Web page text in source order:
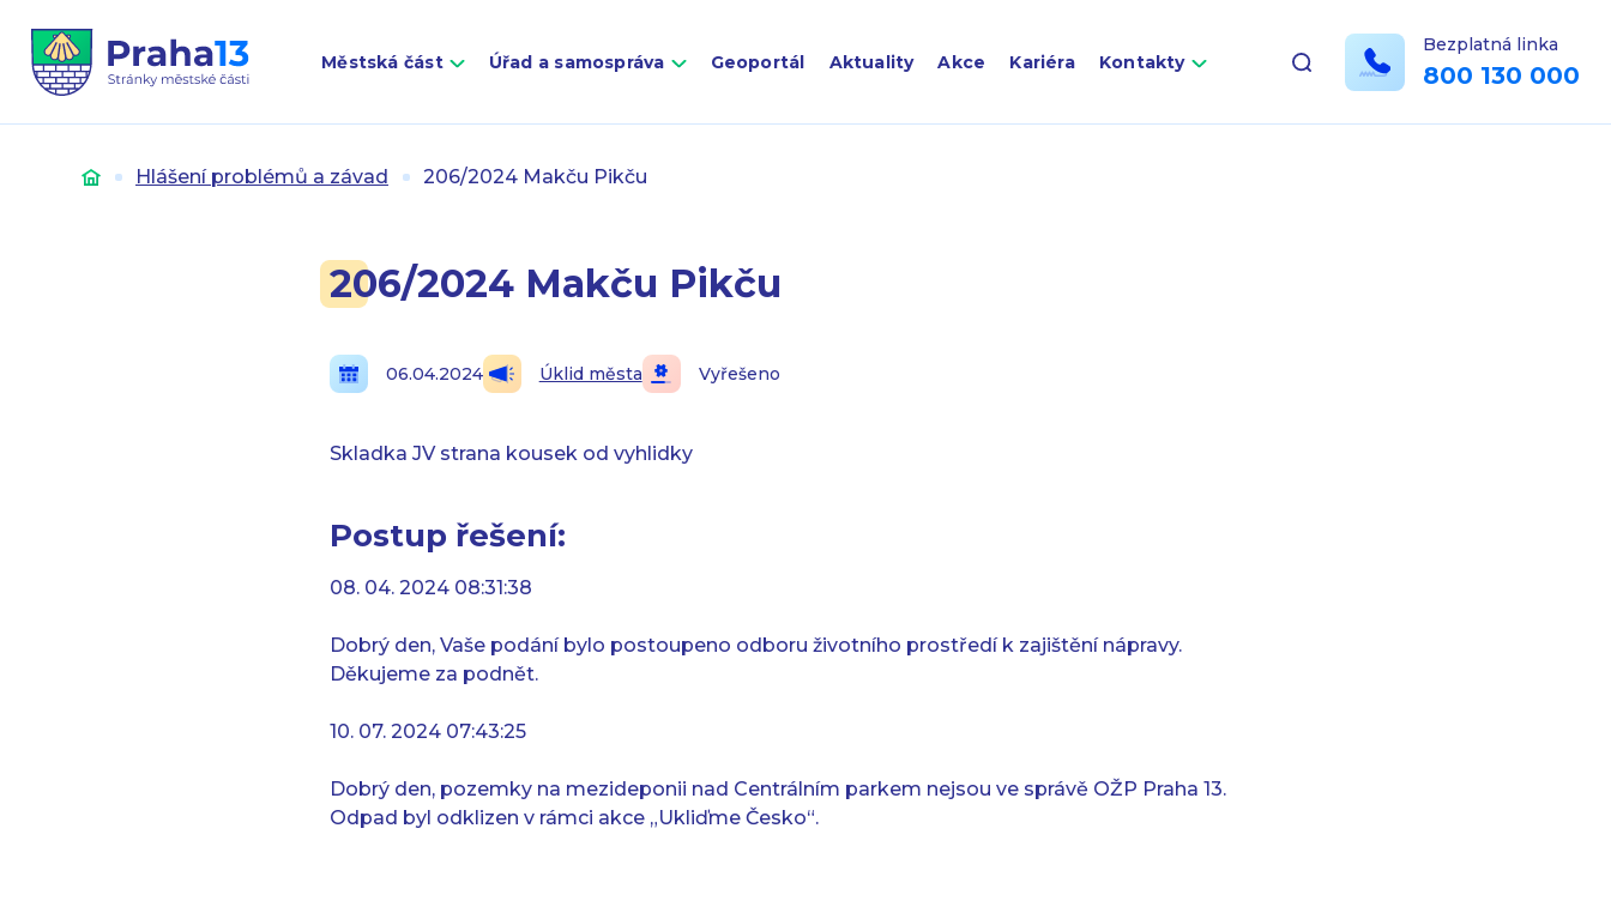
Městská část Úřad a samospráva Geoportál Aktuality Akce Kariéra Kontakty
Bezplatná linka
800 130 000
Úvod Hlášení problémů a závad 206/2024 Makču Pikču
206/2024 Makču Pikču
06.04.2024 Úklid města Vyřešeno
Skladka JV strana kousek od vyhlidky
Postup řešení:
08. 04. 2024 08:31:38
Dobrý den, Vaše podání bylo postoupeno odboru životního prostředí k zajištění nápravy.
Děkujeme za podnět.
10. 07. 2024 07:43:25
Dobrý den, pozemky na mezideponii nad Centrálním parkem nejsou ve správě OŽP Praha 13.
Odpad byl odklizen v rámci akce „Ukliďme Česko“.